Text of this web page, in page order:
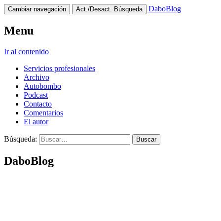
Cambiar navegación Act./Desact. Búsqueda DaboBlog
Menu
Ir al contenido
Servicios profesionales
Archivo
Autobombo
Podcast
Contacto
Comentarios
El autor
Búsqueda:
DaboBlog